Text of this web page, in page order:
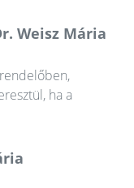
Weisz Mária
ha a